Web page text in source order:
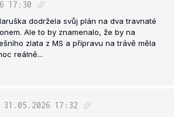
17:30
dodržela svůj plán na dva travnaté
Ale to by znamenalo, že by na
zlata z MS a přípravu na trávě měla
reálně...
31.05.2026 17:32